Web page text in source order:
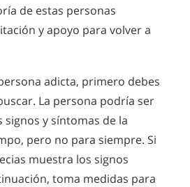
debemos saber acerca de
sintéticas
indebido de estimulantes
abuso de éxtasis
de hachís
de estas personas
y apoyo para volver a
adicta, primero debes
La persona podría ser
signos y síntomas de la
pero no para siempre. Si
muestra los signos
toma medidas para